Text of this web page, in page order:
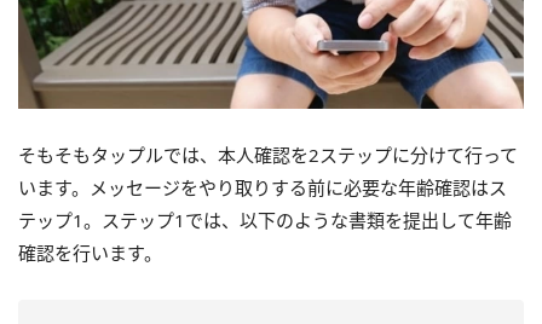
そもそもタップルでは、本人確認を2ステップに分けて行って
います。メッセージをやり取りする前に必要な年齢確認はス
テップ1。ステップ1では、以下のような書類を提出して年齢
確認を行います。